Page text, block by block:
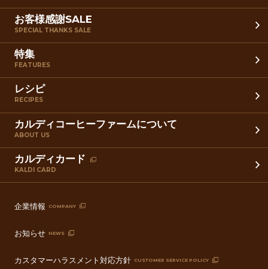
お客様感謝SALE
SPECIAL THANKS SALE
特集
FEATURES
レシピ
RECIPES
カルディコーヒーファームについて
ABOUT US
カルディカード
KALDI CARD
企業情報 COMPANY
お知らせ NEWS
カスタマーハラスメント対応方針 CUSTOMER SERVICE POLICY